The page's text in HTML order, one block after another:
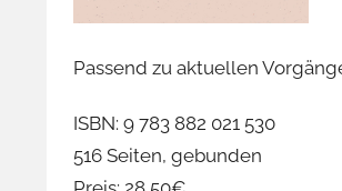
Passend zu aktuellen
ISBN: 9 783 882 021 530
516 Seiten, gebunden